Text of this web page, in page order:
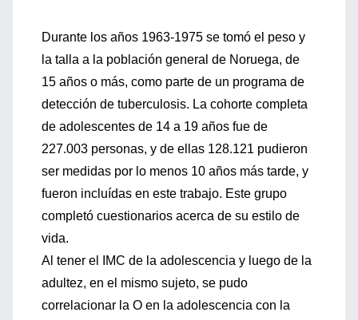
Durante los años 1963-1975 se tomó el peso y
la talla a la población general de Noruega, de
15 años o más, como parte de un programa de
detección de tuberculosis. La cohorte completa
de adolescentes de 14 a 19 años fue de
227.003 personas, y de ellas 128.121 pudieron
ser medidas por lo menos 10 años más tarde, y
fueron incluídas en este trabajo. Este grupo
completó cuestionarios acerca de su estilo de
vida.
Al tener el IMC de la adolescencia y luego de la
adultez, en el mismo sujeto, se pudo
correlacionar la O en la adolescencia con la